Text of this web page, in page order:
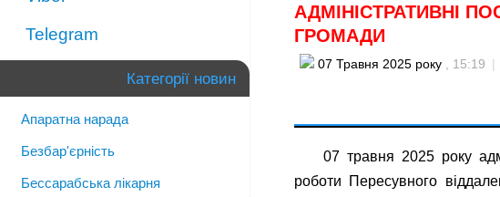
АДМІНІСТРАТИВНІ
ГРОМАДИ
07 Травня 2025 року , 15:19 |
07 травня 2025 року
роботи Пересувного
Telegram
Категорії новин
Апаратна нарада
Безбар'єрність
Бессарабська лікарня